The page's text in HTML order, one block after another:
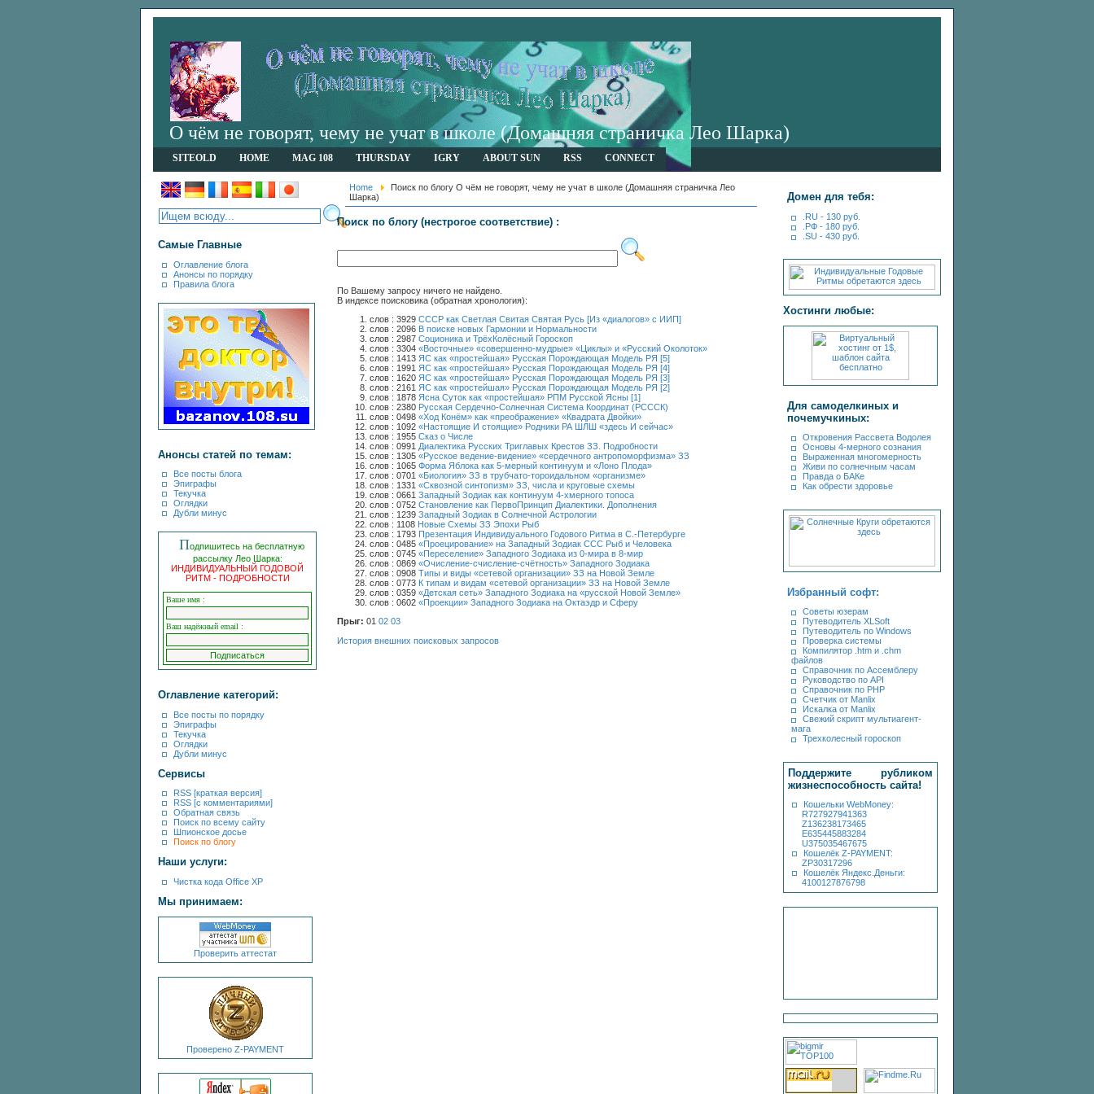
Home
Поиск по блогу О чём не говорят, чему не учат в школе (Домашняя страничка Лео
Шарка)
Поиск по блогу (нестрогое соответствие) :
По Вашему запросу ничего не найдено.
В индексе поисковика (обратная хронология):
слов : 3929 СССР как Светлая Свитая Святая Русь [Из «диалогов» с ИИП]
слов : 2096 В поиске новых Гармонии и Нормальности
слов : 2987 Соционика и ТрёхКолёсный Гороскоп
слов : 3304 «Восточные» «совершенно-мудрые» «Циклы» и «Русский Околоток»
слов : 1413 ЯС как «простейшая» Русская Порождающая Модель РЯ [5]
слов : 1991 ЯС как «простейшая» Русская Порождающая Модель РЯ [4]
слов : 1620 ЯС как «простейшая» Русская Порождающая Модель РЯ [3]
слов : 2161 ЯС как «простейшая» Русская Порождающая Модель РЯ [2]
слов : 1878 Ясна Суток как «простейшая» РПМ Русской Ясны [1]
слов : 2380 Русская Сердечно-Солнечная Система Координат (РСССК)
слов : 0498 «Ход Конём» как «преображение» «Квадрата Двойки»
слов : 1092 «Настоящие И стоящие» Родники РА ШЛШ «здесь И сейчас»
слов : 1955 Сказ о Числе
слов : 0991 Диалектика Русских Триглавых Крестов ЗЗ. Подробности
слов : 1305 «Русское ведение-видение» «сердечного антропоморфизма» ЗЗ
слов : 1065 Форма Яблока как 5-мерный континуум и «Лоно Плода»
слов : 0701 «Биология» ЗЗ в трубчато-тороидальном «организме»
слов : 1331 «Сквозной синтопизм» ЗЗ, числа и круговые схемы
слов : 0661 Западный Зодиак как континуум 4-хмерного топоса
слов : 0752 Становление как ПервоПринцип Диалектики. Дополнения
слов : 1239 Западный Зодиак в Солнечной Астрологии
слов : 1108 Новые Схемы ЗЗ Эпохи Рыб
слов : 1793 Презентация Индивидуального Годового Ритма в С.-Петербурге
слов : 0485 «Проецирование» на Западный Зодиак ССС Рыб и Человека
слов : 0745 «Переселение» Западного Зодиака из 0-мира в 8-мир
слов : 0869 «Очисление-счисление-счётность» Западного Зодиака
слов : 0908 Типы и виды «сетевой организации» ЗЗ на Новой Земле
слов : 0773 К типам и видам «сетевой организации» ЗЗ на Новой Земле
слов : 0359 «Детская сеть» Западного Зодиака на «русской Новой Земле»
слов : 0602 «Проекции» Западного Зодиака на Октаэдр и Сферу
Прыг: 01 02 03
История внешних поисковых запросов
Самые Главные
Оглавление блога
Анонсы по порядку
Правила блога
Анонсы статей по темам:
Все посты блога
Эпиграфы
Текучка
Оглядки
Дубли минус
Подпишитесь на бесплатную
рассылку Лео Шарка:
ИНДИВИДУАЛЬНЫЙ ГОДОВОЙ
РИТМ - ПОДРОБНОСТИ
Ваше имя :
Ваш надёжный email :
Оглавление категорий:
Все посты по порядку
Эпиграфы
Текучка
Оглядки
Дубли минус
Сервисы
RSS [краткая версия]
RSS [с комментариями]
Обратная связь
Поиск по всему сайту
Шпионское досье
Поиск по блогу
Наши услуги:
Чистка кода Office XP
Мы принимаем:
Проверить аттестат
Проверено Z-PAYMENT
Домен для тебя:
.RU - 130 руб.
.РФ - 180 руб.
.SU - 430 руб.
Хостинги любые:
Для самоделкиных и
почемучкиных:
Откровения Рассвета Водолея
Основы 4-мерного сознания
Выраженная многомерность
Живи по солнечным часам
Правда о БАКе
Как обрести здоровье
Избранный софт:
Советы юзерам
Путеводитель XLSoft
Путеводитель по Windows
Проверка системы
Компилятор .htm и .chm
файлов
Справочник по Ассемблеру
Руководство по API
Справочник по PHP
Счетчик от Manlix
Искалка от Manlix
Свежий скрипт мультиагент-
мага
Трехколесный гороскоп
Поддержите рубликом
жизнеспособность сайта!
Кошельки WebMoney:
R727927941363
Z136238173465
E635445883284
U375035467675
Кошелёк Z-PAYMENT:
ZP30317296
Кошелёк Яндекс.Деньги:
4100127876798
О чём не говорят, чему не учат в школе (Домашняя страничка Лео Шарка)
SITEOLD HOME MAG 108 THURSDAY IGRY ABOUT SUN RSS CONNECT